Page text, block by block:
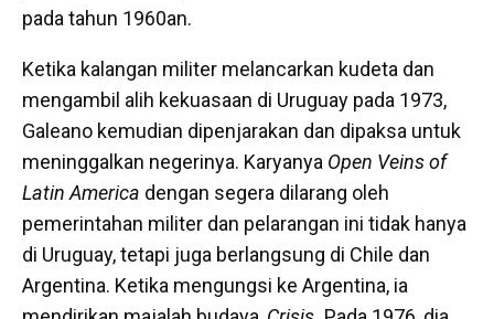
pada tahun 1960an.
Ketika kalangan militer melancarkan kudeta dan
mengambil alih kekuasaan di Uruguay pada 1973,
Galeano kemudian dipenjarakan dan dipaksa untuk
meninggalkan negerinya. Karyanya Open Veins of
Latin America dengan segera dilarang oleh
pemerintahan militer dan pelarangan ini tidak hanya
di Uruguay, tetapi juga berlangsung di Chile dan
Argentina. Ketika mengungsi ke Argentina, ia